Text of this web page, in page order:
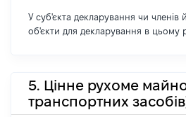
У суб'єкта декларування чи членів
об'єкти для декларування в цьому
5. Цінне рухоме
транспортних